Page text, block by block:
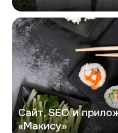
Макису
Сайт, SEO и
«Макису»